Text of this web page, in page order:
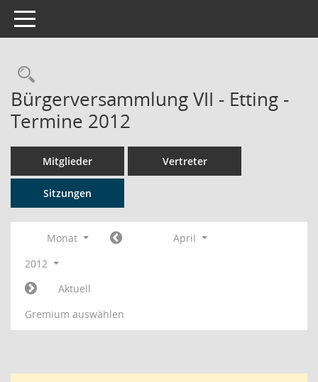
Toggle navigation
Rechercheauswahl
Bürgerversammlung VII - Etting -
Termine 2012
Mitglieder Vertreter
Sitzungen
Monat
April
2012
Aktuell
Gremium auswählen